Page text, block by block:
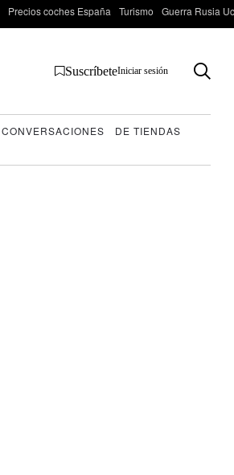
Precios coches España Turismo Guerra Rusia
SuscríbeteIniciar sesión
CONVERSACIONES
DE TIENDAS